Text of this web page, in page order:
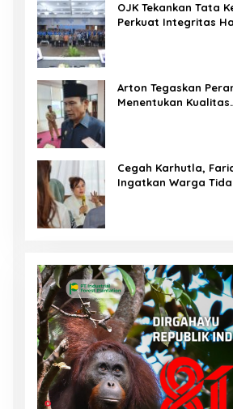
OJK Tekankan Tata
Perkuat Integritas
Arton Tegaskan
Menentukan Kualitas
Cegah Karhutla,
Ingatkan Warga